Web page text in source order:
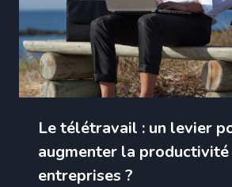
Le télétravail : un levier
augmenter la productivité
entreprises ?